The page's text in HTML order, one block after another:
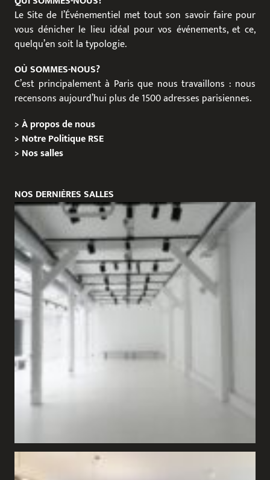
Le Site de l’Événementiel met tout son savoir faire pour
vous dénicher le lieu idéal pour vos événements, et ce,
quelqu’en soit la typologie.
OÙ SOMMES-NOUS?
C’est principalement à Paris que nous travaillons : nous
recensons aujourd’hui plus de 1500 adresses parisiennes.
>À propos de nous
> Notre Politique RSE
> Nos salles
NOS DERNIÈRES SALLES